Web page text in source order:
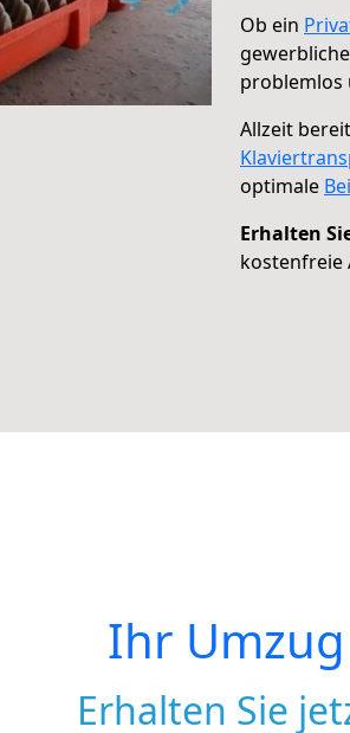
Ob ein
problemlos
Allzeit
optimale
Erhalten
kostenfreie
Ihr Umzug
Erhalten Sie